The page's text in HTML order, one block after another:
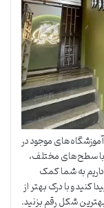
موجود در
با سطح‌های مختلف،
به شما کمک
کنید و با درک بهتر از
شکل رقم بزنید.